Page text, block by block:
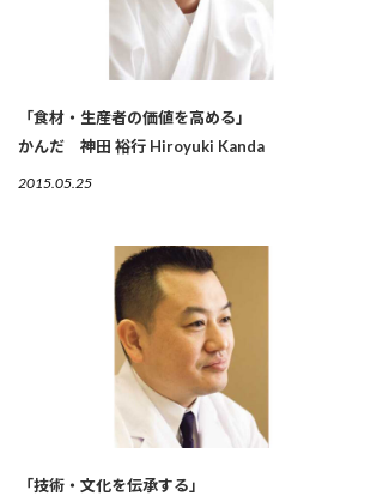
「食材・生産者の価値を高める」
かんだ 神田 裕行 Hiroyuki Kanda
2015.05.25
「技術・文化を伝承する」